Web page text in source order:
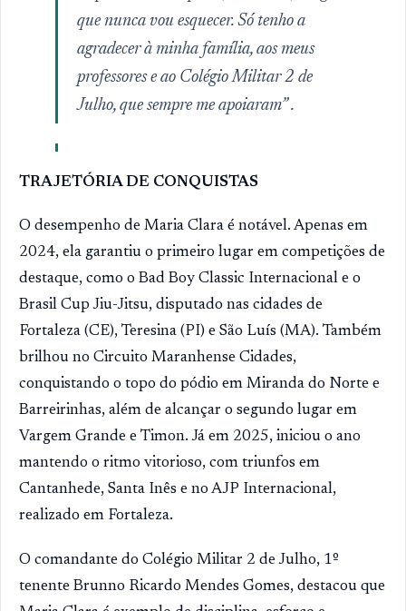
que nunca vou esquecer. Só tenho a
agradecer à minha família, aos meus
professores e ao Colégio Militar 2 de
Julho, que sempre me apoiaram” .
TRAJETÓRIA DE CONQUISTAS
O desempenho de Maria Clara é notável. Apenas em
2024, ela garantiu o primeiro lugar em competições de
destaque, como o Bad Boy Classic Internacional e o
Brasil Cup Jiu-Jitsu, disputado nas cidades de
Fortaleza (CE), Teresina (PI) e São Luís (MA). Também
brilhou no Circuito Maranhense Cidades,
conquistando o topo do pódio em Miranda do Norte e
Barreirinhas, além de alcançar o segundo lugar em
Vargem Grande e Timon. Já em 2025, iniciou o ano
mantendo o ritmo vitorioso, com triunfos em
Cantanhede, Santa Inês e no AJP Internacional,
realizado em Fortaleza.
O comandante do Colégio Militar 2 de Julho, 1º
tenente Brunno Ricardo Mendes Gomes, destacou que